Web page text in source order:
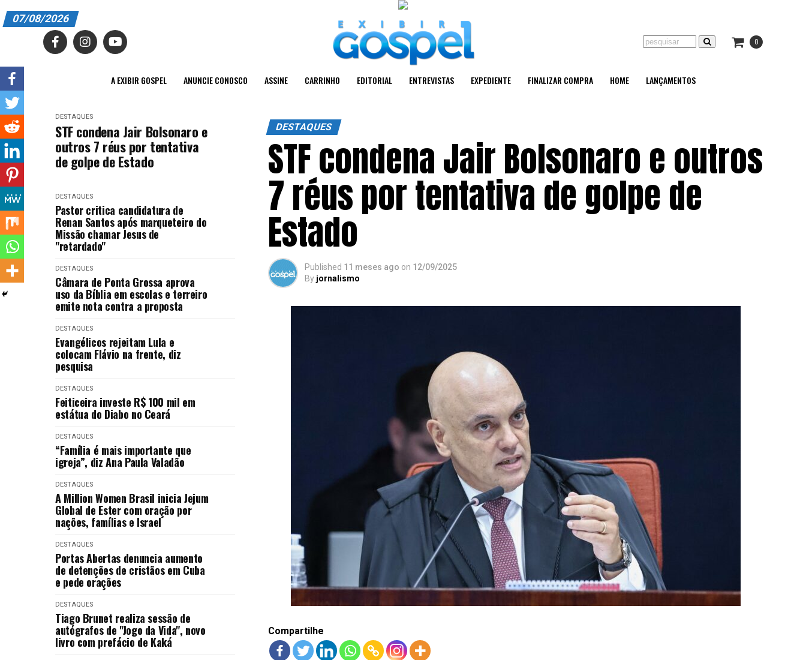
A EXIBIR GOSPEL
EDITORIAL
EXPEDIENTE
FINALIZAR COMPRA
HOME
LANÇAMENTOS
07/08/2026
0
A EXIBIR GOSPEL ANUNCIE CONOSCO ASSINE CARRINHO EDITORIAL ENTREVISTAS EXPEDIENTE FINALIZAR COMPRA HOME LANÇAMENTOS
DESTAQUES
STF condena Jair Bolsonaro e
outros 7 réus por tentativa
de golpe de Estado
DESTAQUES
Pastor critica candidatura de
Renan Santos após marqueteiro do
Missão chamar Jesus de
"retardado"
DESTAQUES
Câmara de Ponta Grossa aprova
uso da Bíblia em escolas e terreiro
emite nota contra a proposta
DESTAQUES
Evangélicos rejeitam Lula e
colocam Flávio na frente, diz
pesquisa
DESTAQUES
Feiticeira investe R$ 100 mil em
estátua do Diabo no Ceará
DESTAQUES
“Família é mais importante que
igreja”, diz Ana Paula Valadão
DESTAQUES
A Million Women Brasil inicia Jejum
Global de Ester com oração por
nações, famílias e Israel
DESTAQUES
Portas Abertas denuncia aumento
de detenções de cristãos em Cuba
e pede orações
DESTAQUES
Tiago Brunet realiza sessão de
autógrafos de "Jogo da Vida", novo
livro com prefácio de Kaká
DESTAQUES
STF condena Jair Bolsonaro e outros
7 réus por tentativa de golpe de
Estado
Published 11 meses ago on 12/09/2025
By jornalismo
Compartilhe